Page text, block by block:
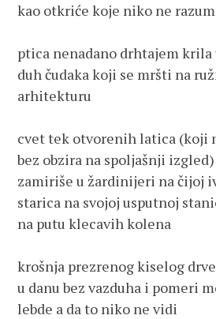
kao otkriće koje niko ne
ptica nenadano drhtajem
duh čudaka koji se mršti na
arhitekturu
cvet tek otvorenih latica (koji
bez obzira na spoljašnji
zamiriše u žardinijeri na čijoj
starica na svojoj usputnoj
na putu klecavih kolena
krošnja prezrenog kiselog
u danu bez vazduha i pomeri
lebde a da to niko ne vidi